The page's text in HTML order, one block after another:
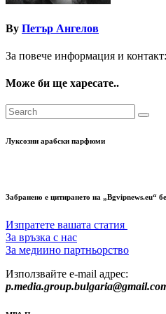
By Петър Ангелов
За повече информация и
Може би ще харесате..
Луксозни арабски парфюми
Забранено е цитирането на „Bgvipnews.eu“
Изпратете вашата статия
За връзка с нас
За медиино партньорство
Използвайте e-mail адрес: